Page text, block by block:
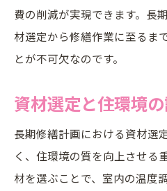
費の削減が実現できます。長
材選定から修繕作業に至るま
とが不可欠なのです。
資材選定と住環境
長期修繕計画における資材選
く、住環境の質を向上させる
材を選ぶことで、室内の温度